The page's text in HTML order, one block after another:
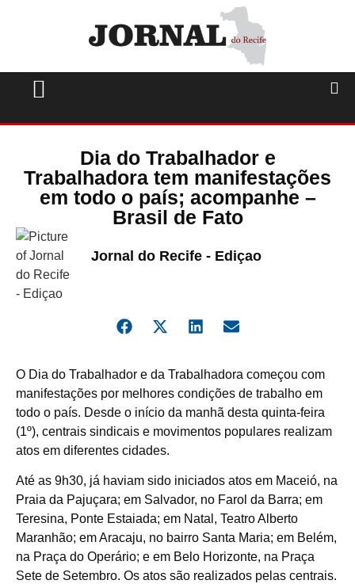
Dia do Trabalhador e
Trabalhadora tem manifestações
em todo o país; acompanhe –
Brasil de Fato
Jornal do Recife - Ediçao
O Dia do Trabalhador e da Trabalhadora começou com
manifestações por melhores condições de trabalho em
todo o país. Desde o início da manhã desta quinta-feira
(1º), centrais sindicais e movimentos populares realizam
atos em diferentes cidades.
Até as 9h30, já haviam sido iniciados atos em Maceió, na
Praia da Pajuçara; em Salvador, no Farol da Barra; em
Teresina, Ponte Estaiada; em Natal, Teatro Alberto
Maranhão; em Aracaju, no bairro Santa Maria; em Belém,
na Praça do Operário; e em Belo Horizonte, na Praça
Sete de Setembro. Os atos são realizados pelas centrais.